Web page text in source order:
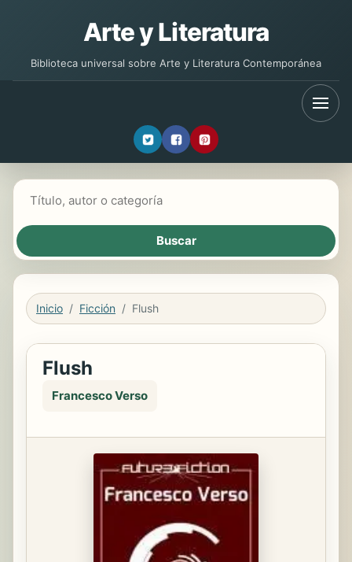
Arte y Literatura
Biblioteca universal sobre Arte y Literatura Contemporánea
Inicio Ficción Flush
Flush
Francesco Verso